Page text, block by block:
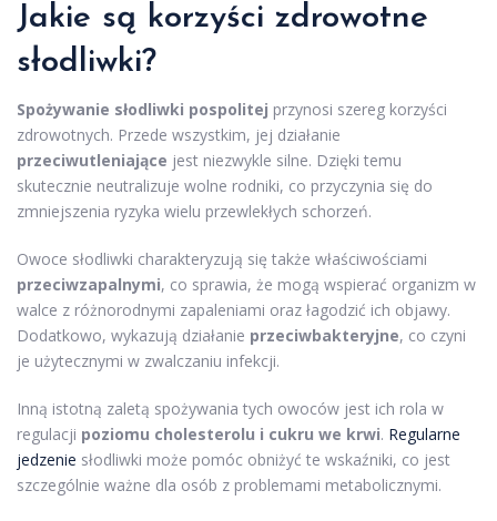
Jakie są korzyści zdrowotne
słodliwki?
Spożywanie słodliwki pospolitej przynosi szereg korzyści
zdrowotnych. Przede wszystkim, jej działanie
przeciwutleniające jest niezwykle silne. Dzięki temu
skutecznie neutralizuje wolne rodniki, co przyczynia się do
zmniejszenia ryzyka wielu przewlekłych schorzeń.
Owoce słodliwki charakteryzują się także właściwościami
przeciwzapalnymi, co sprawia, że mogą wspierać organizm w
walce z różnorodnymi zapaleniami oraz łagodzić ich objawy.
Dodatkowo, wykazują działanie przeciwbakteryjne, co czyni
je użytecznymi w zwalczaniu infekcji.
Inną istotną zaletą spożywania tych owoców jest ich rola w
regulacji poziomu cholesterolu i cukru we krwi. Regularne
jedzenie słodliwki może pomóc obniżyć te wskaźniki, co jest
szczególnie ważne dla osób z problemami metabolicznymi.